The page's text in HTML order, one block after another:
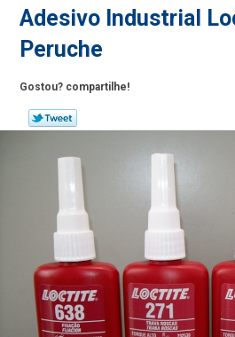
Adesivo Industrial
Peruche
Gostou? compartilhe!